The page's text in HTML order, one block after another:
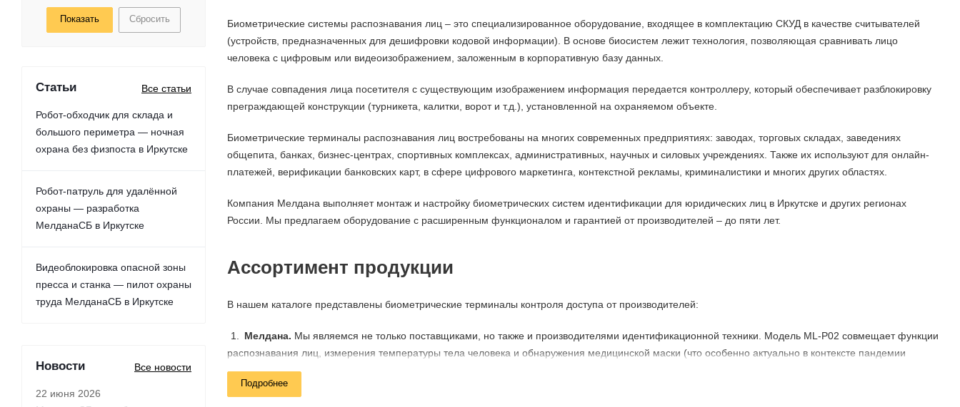
Биометрические системы распознавания лиц – это специализированное оборудование, входящее в комплектацию СКУД в качестве считывателей
(устройств, предназначенных для дешифровки кодовой информации). В основе биосистем лежит технология, позволяющая сравнивать лицо
человека с цифровым или видеоизображением, заложенным в корпоративную базу данных.
В случае совпадения лица посетителя с существующим изображением информация передается контроллеру, который обеспечивает разблокировку
преграждающей конструкции (турникета, калитки, ворот и т.д.), установленной на охраняемом объекте.
Биометрические терминалы распознавания лиц востребованы на многих современных предприятиях: заводах, торговых складах, заведениях
общепита, банках, бизнес-центрах, спортивных комплексах, административных, научных и силовых учреждениях. Также их используют для онлайн-
платежей, верификации банковских карт, в сфере цифрового маркетинга, контекстной рекламы, криминалистики и многих других областях.
Компания Мелдана выполняет монтаж и настройку биометрических систем идентификации для юридических лиц в Иркутске и других регионах
России. Мы предлагаем оборудование с расширенным функционалом и гарантией от производителей – до пяти лет.
Ассортимент продукции
В нашем каталоге представлены биометрические терминалы контроля доступа от производителей:
Мелдана. Мы являемся не только поставщиками, но также и производителями идентификационной техники. Модель ML-P02 совмещает функции
распознавания лиц, измерения температуры тела человека и обнаружения медицинской маски (что особенно актуально в контексте пандемии
COVID-19). В комплектацию терминала входит семидюймовый жидкокристаллический дисплей, двухмегапиксельная камера, процессор MX3520,
объем памяти – восемь гигабайт, локальное хранилище на 25000 записей. Девайс работает на операционной системе LINUX и сканирует лица на
Подробнее
Сбросить
Статьи Все статьи
Робот-обходчик для склада и
большого периметра — ночная
охрана без физпоста в Иркутске
Робот-патруль для удалённой
охраны — разработка
МелданаСБ в Иркутске
Видеоблокировка опасной зоны
пресса и станка — пилот охраны
труда МелданаСБ в Иркутске
Новости Все новости
22 июня 2026